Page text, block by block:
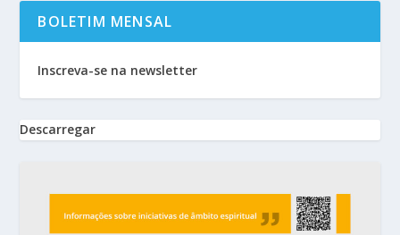
BOLETIM MENSAL
Inscreva-se na newsletter
Descarregar